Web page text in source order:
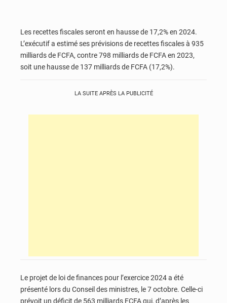
Les recettes fiscales seront en hausse de 17,2% en 2024.
L’exécutif a estimé ses prévisions de recettes fiscales à 935
milliards de FCFA, contre 798 milliards de FCFA en 2023,
soit une hausse de 137 milliards de FCFA (17,2%).
LA SUITE APRÈS LA PUBLICITÉ
Le projet de loi de finances pour l’exercice 2024 a été
présenté lors du Conseil des ministres, le 7 octobre. Celle-ci
prévoit un déficit de 563 milliards FCFA qui, d’après les